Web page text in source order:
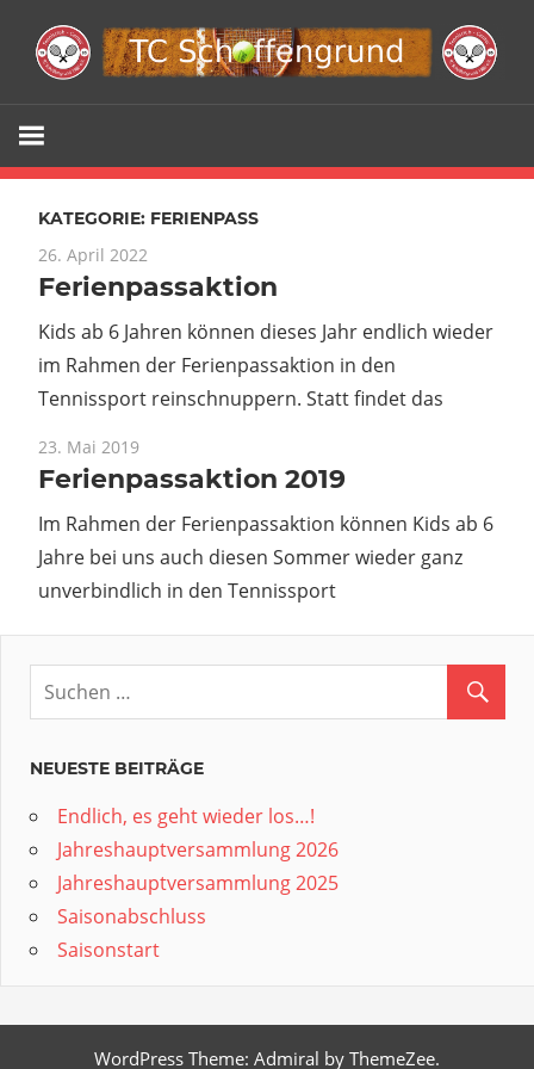
Inhalt
springen
TC
e.V.
KATEGORIE: FERIENPASS
26. April 2022
Ferienpassaktion
Kids ab 6 Jahren können dieses Jahr endlich wieder
im Rahmen der Ferienpassaktion in den
Tennissport reinschnuppern. Statt findet das
23. Mai 2019
Ferienpassaktion 2019
Im Rahmen der Ferienpassaktion können Kids ab 6
Jahre bei uns auch diesen Sommer wieder ganz
unverbindlich in den Tennissport
NEUESTE BEITRÄGE
Endlich, es geht wieder los…!
Jahreshauptversammlung 2026
Jahreshauptversammlung 2025
Saisonabschluss
Saisonstart
WordPress Theme: Admiral by ThemeZee.